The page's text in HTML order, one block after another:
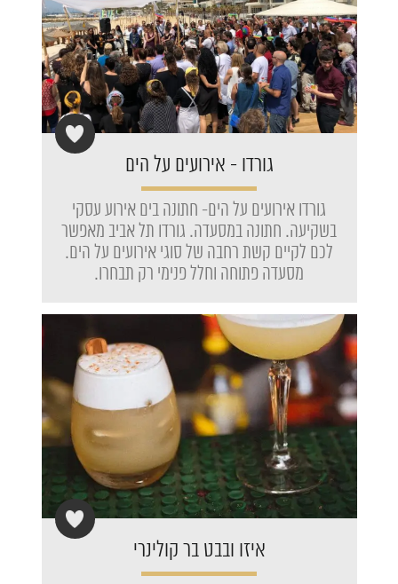
גורדו - אירועים על הים
גורדו אירועים על הים- חתונה בים אירוע עסקי
בשקיעה. חתונה במסעדה. גורדו תל אביב מאפשר
לכם לקיים קשת רחבה של סוגי אירועים על הים.
מסעדה פתוחה וחלל פנימי רק תבחרו.
איזו ובבט בר קולינרי